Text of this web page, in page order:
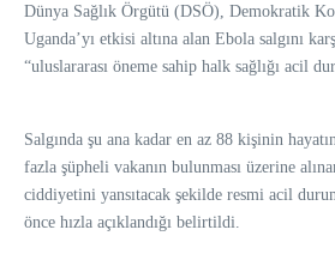
Dünya Sağlık Örgütü (DSÖ), Demokratik
Uganda’yı etkisi altına alan Ebola salgını
“uluslararası öneme sahip halk sağlığı acil
Salgında şu ana kadar en az 88 kişinin
fazla şüpheli vakanın bulunması üzerine
ciddiyetini yansıtacak şekilde resmi acil
önce hızla açıklandığı belirtildi.